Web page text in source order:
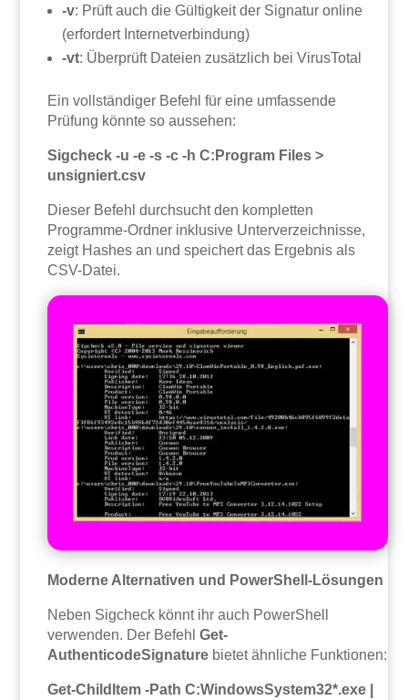
-v: Prüft auch die Gültigkeit der Signatur online
(erfordert Internetverbindung)
-vt: Überprüft Dateien zusätzlich bei VirusTotal
Ein vollständiger Befehl für eine umfassende
Prüfung könnte so aussehen:
Sigcheck -u -e -s -c -h C:Program Files >
unsigniert.csv
Dieser Befehl durchsucht den kompletten
Programme-Ordner inklusive Unterverzeichnisse,
zeigt Hashes an und speichert das Ergebnis als
CSV-Datei.
Moderne Alternativen und PowerShell-Lösungen
Neben Sigcheck könnt ihr auch PowerShell
verwenden. Der BefehlGet-
AuthenticodeSignature bietet ähnliche Funktionen:
Get-ChildItem -Path C:WindowsSystem32*.exe |